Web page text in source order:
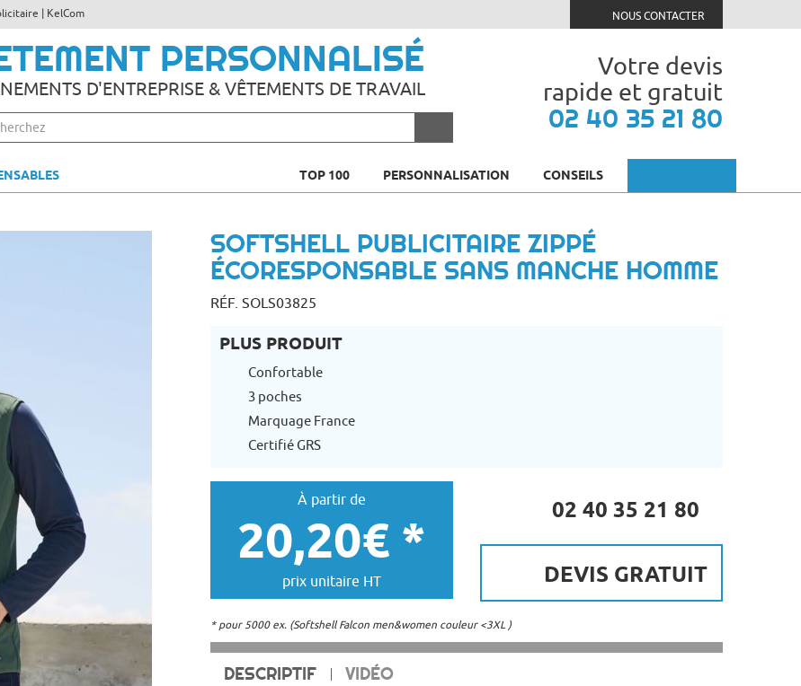
| KelCom NOUS CONTACTER
Votre devis
rapide et gratuit
02 40 35 21 80
PERSONNALISÉ
D'ENTREPRISE & VÊTEMENTS DE TRAVAIL
TOP 100 PERSONNALISATION CONSEILS
SOFTSHELL PUBLICITAIRE ZIPPÉ
ÉCORESPONSABLE SANS MANCHE HOMME
RÉF. SOLS03825
PLUS PRODUIT
Confortable
3 poches
Marquage France
Certifié GRS
À partir de
20,20€ *
prix unitaire HT
02 40 35 21 80
DEVIS GRATUIT
* pour 5000 ex. (Softshell Falcon men&women couleur <3XL )
DESCRIPTIF VIDÉO